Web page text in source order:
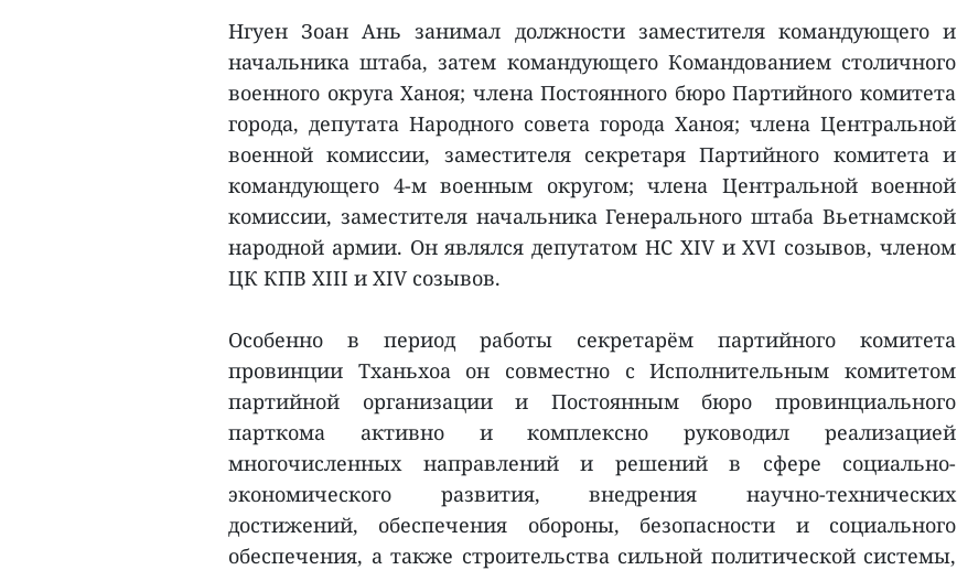
Нгуен Зоан Ань занимал должности заместителя командующего и
начальника штаба, затем командующего Командованием столичного
военного округа Ханоя; члена Постоянного бюро Партийного комитета
города, депутата Народного совета города Ханоя; члена Центральной
военной комиссии, заместителя секретаря Партийного комитета и
командующего 4-м военным округом; члена Центральной военной
комиссии, заместителя начальника Генерального штаба Вьетнамской
народной армии. Он являлся депутатом НС XIV и XVI созывов, членом
ЦК КПВ XIII и XIV созывов.
Особенно в период работы секретарём партийного комитета
провинции Тханьхоа он совместно с Исполнительным комитетом
партийной организации и Постоянным бюро провинциального
парткома активно и комплексно руководил реализацией
многочисленных направлений и решений в сфере социально-
экономического развития, внедрения научно-технических
достижений, обеспечения обороны, безопасности и социального
обеспечения, а также строительства сильной политической системы,